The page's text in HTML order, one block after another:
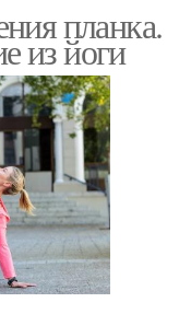
планка.
из йоги